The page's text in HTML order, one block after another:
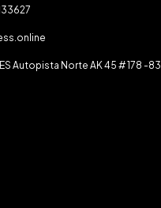
Autopista Norte AK 45 # 178 -83